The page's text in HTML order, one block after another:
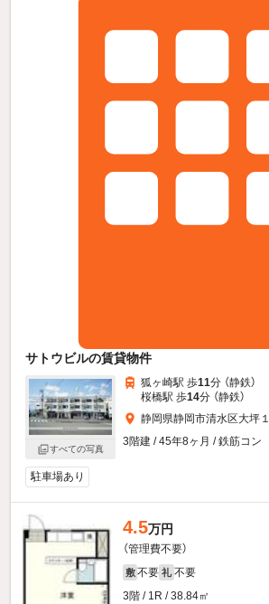
サトウビルの賃貸物件
すべての写真
狐ヶ崎駅 歩11分 （静鉄）
桜橋駅 歩14分 （静鉄）
静岡県静岡市清水区大坪１
3階建 / 45年8ヶ月 / 鉄筋コン
駐車場あり
4.5万円
（管理費不要）
敷 不要 礼 不要
3階 / 1R / 38.84㎡